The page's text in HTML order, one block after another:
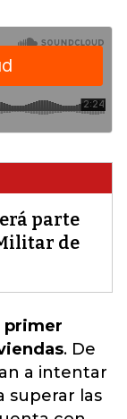
parte
de
primer
. De
a intentar
superar las